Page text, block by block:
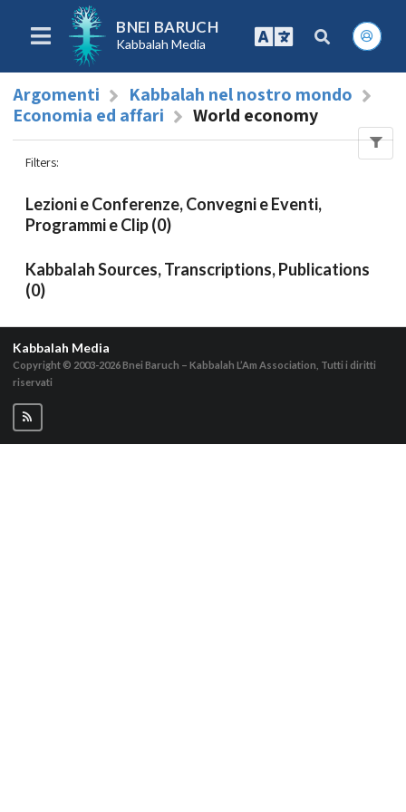
BNEI BARUCH
Kabbalah Media
Argomenti
Kabbalah nel nostro mondo
Economia ed affari
World economy
Filters:
Lezioni e Conferenze, Convegni e Eventi,
Programmi e Clip (0)
Kabbalah Sources, Transcriptions, Publications
(0)
Kabbalah Media
Copyright © 2003-2026Bnei Baruch – Kabbalah L’Am Association, Tutti i diritti
riservati